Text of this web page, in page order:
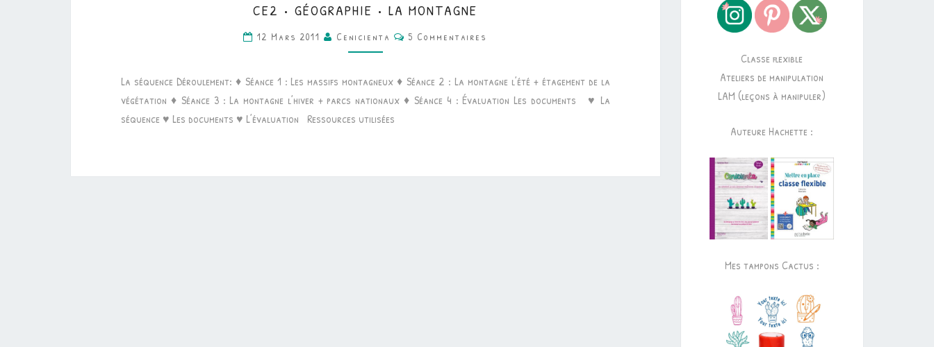
•
GÉOGRAPHIE
LA
MONTAGNE
CE2 • GÉOGRAPHIE • LA MONTAGNE
12 Mars 2011 Cenicienta Commentaires
5 Commentaires
La séquence Déroulement: ♦ Séance 1 : Les massifs montagneux ♦ Séance 2 : La montagne l’été + étagement de la
végétation ♦ Séance 3 : La montagne l’hiver + parcs nationaux ♦ Séance 4 : Évaluation Les documents ♥ La
séquence ♥ Les documents ♥ L’évaluation Ressources utilisées
Classe flexible
Ateliers de manipulation
LAM (leçons à manipuler)
Auteure Hachette :
Mes tampons Cactus :